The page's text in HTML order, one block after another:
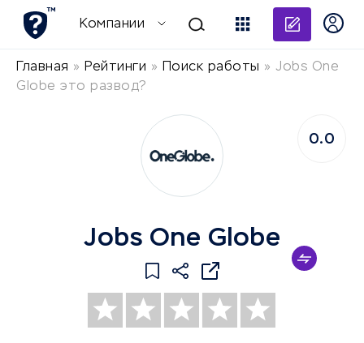
Компании
Главная » Рейтинги » Поиск работы » Jobs One
Globe это развод?
Jobs One Globe
0.0